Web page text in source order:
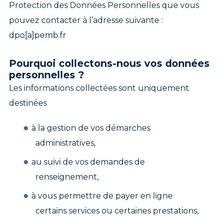
Protection des Données Personnelles que vous
pouvez contacter à l’adresse suivante :
dpo[a]pemb.fr
Pourquoi collectons-nous vos données
personnelles ?
Les informations collectées sont uniquement
destinées
à la gestion de vos démarches
administratives,
au suivi de vos demandes de
renseignement,
à vous permettre de payer en ligne
certains services ou certaines prestations,